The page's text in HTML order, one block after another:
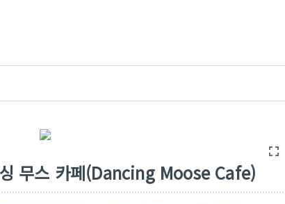
fullscreen
무스 카페(Dancing Moose Cafe)